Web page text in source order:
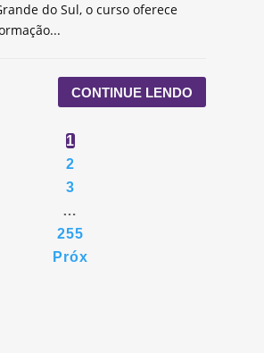
do Sul, o curso oferece
CONTINUE LENDO
1
2
3
…
255
Próx